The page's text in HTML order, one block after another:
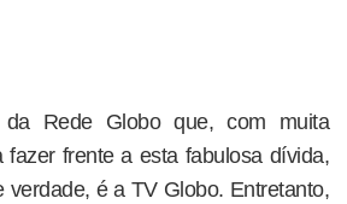
Rede Globo que, com muita
fazer frente a esta fabulosa dívida,
verdade, é a TV Globo. Entretanto,